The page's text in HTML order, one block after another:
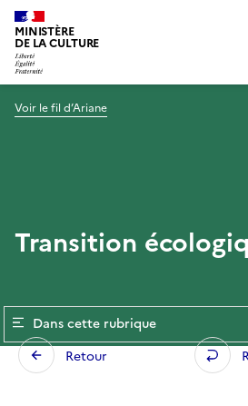
MINISTÈRE
DE LA CULTURE
Voir le fil d’Ariane
Transition
Dans cette rubrique
Retour